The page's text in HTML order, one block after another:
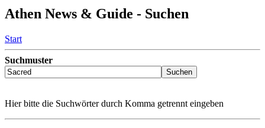
Athen News & Guide - Suchen
Start
Suchmuster
Hier bitte die Suchwörter durch Komma getrennt eingeben